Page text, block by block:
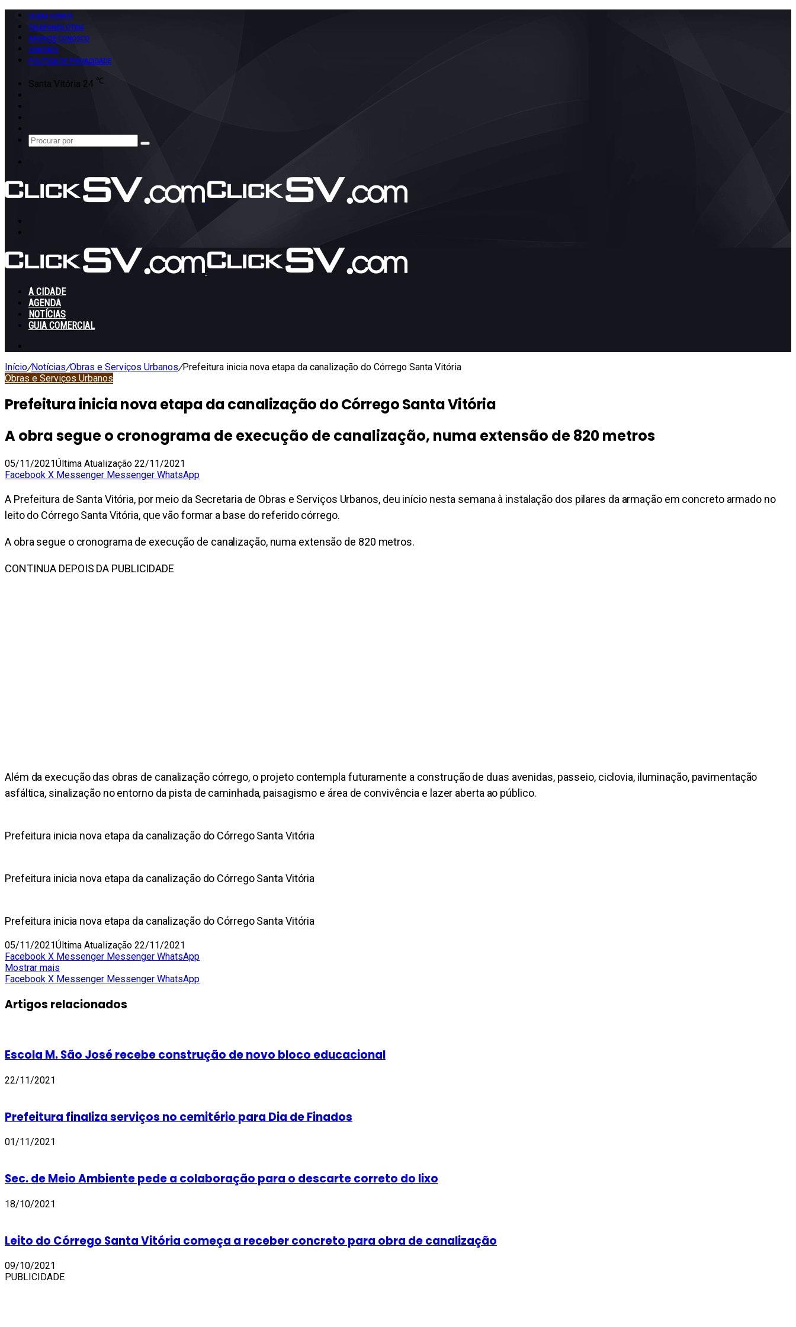
QUEM SOMOS
TELEFONES ÚTEIS
ANUNCIE CONOSCO
CONTATO
POLÍTICA DE PRIVACIDADE
Santa Vitória 24 ℃
Play
Procurar
A CIDADE
AGENDA
NOTÍCIAS
GUIA COMERCIAL
Início/Notícias/Obras e Serviços Urbanos/Prefeitura inicia nova etapa da canalização do Córrego Santa Vitória
Obras e Serviços Urbanos
Prefeitura inicia nova etapa da canalização do Córrego Santa Vitória
A obra segue o cronograma de execução de canalização, numa extensão de 820 metros
05/11/2021Última Atualização 22/11/2021
Facebook X Messenger Messenger WhatsApp
A Prefeitura de Santa Vitória, por meio da Secretaria de Obras e Serviços Urbanos, deu início nesta semana à instalação dos pilares da armação em concreto armado no
leito do Córrego Santa Vitória, que vão formar a base do referido córrego.
A obra segue o cronograma de execução de canalização, numa extensão de 820 metros.
CONTINUA DEPOIS DA PUBLICIDADE
Além da execução das obras de canalização córrego, o projeto contempla futuramente a construção de duas avenidas, passeio, ciclovia, iluminação, pavimentação
asfáltica, sinalização no entorno da pista de caminhada, paisagismo e área de convivência e lazer aberta ao público.
Prefeitura inicia nova etapa da canalização do Córrego Santa Vitória
Prefeitura inicia nova etapa da canalização do Córrego Santa Vitória
Prefeitura inicia nova etapa da canalização do Córrego Santa Vitória
05/11/2021Última Atualização 22/11/2021
Facebook X Messenger Messenger WhatsApp
Mostrar mais
Facebook X Messenger Messenger WhatsApp
Artigos relacionados
Escola M. São José recebe construção de novo bloco educacional
22/11/2021
Prefeitura finaliza serviços no cemitério para Dia de Finados
01/11/2021
Sec. de Meio Ambiente pede a colaboração para o descarte correto do lixo
18/10/2021
Leito do Córrego Santa Vitória começa a receber concreto para obra de canalização
09/10/2021
PUBLICIDADE